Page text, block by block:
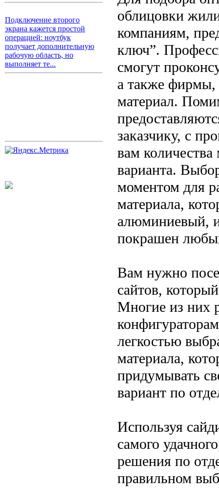
Подключение второго
экрана кажется простой
операцией: ноутбук
получает дополнительную
рабочую область, но
выполняет те...
облицовки
компаниям,
ключ”.
смогут
а также фирмы,
материал.
заказчику, с
вам количества
варианта.
моментом для
материала,
алюминиевый,
покрашен
Вам нужно
сайтов,
Многие из них
легкостью
материала,
придумывать
вариант по
Используя
самого
решения по
правильном